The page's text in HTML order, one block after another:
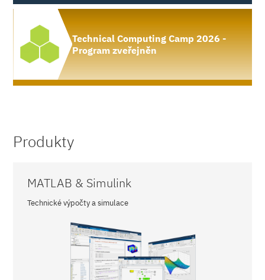
Technical Computing Camp 2026 -
Program zveřejněn
Produkty
MATLAB & Simulink
Technické výpočty a simulace